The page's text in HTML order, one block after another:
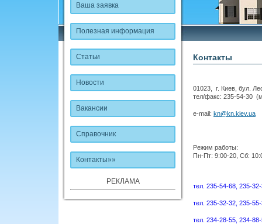
Ваша заявка
Полезная информация
Статьи
Новости
Вакансии
Справочник
Контакты»»
РЕКЛАМА
Контакты
01023, г. Киев, бул.
тел/факс: 235-54-30
e-mail: kn@kn.kiev.ua
Режим работы:
Пн-Пт: 9:00-20, Сб:
тел. 235-54-68, 235-
тел. 235-32-32, 235-
тел. 234-28-55, 234-